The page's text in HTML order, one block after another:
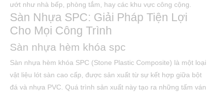
ướt như nhà bếp, phòng tắm, hay các khu vực công cộng.
Sàn Nhựa SPC: Giải Pháp Tiện Lợi
Cho Mọi Công Trình
Sàn nhựa hèm khóa spc
Sàn nhựa hèm khóa SPC (Stone Plastic Composite) là một loại
vật liệu lót sàn cao cấp, được sản xuất từ sự kết hợp giữa bột
đá và nhựa PVC. Quá trình sản xuất này tạo ra những tấm ván